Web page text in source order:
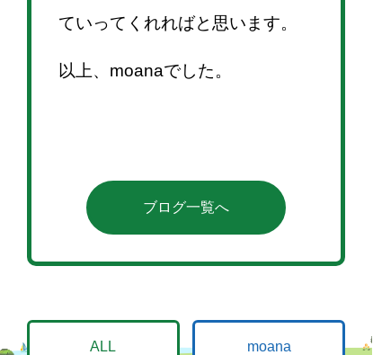
ていってくれればと思います。
以上、moanaでした。
ブログ一覧へ
ALL moana